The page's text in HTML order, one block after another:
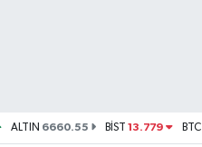
ALTIN 6660.55 BİST13.779 BTC